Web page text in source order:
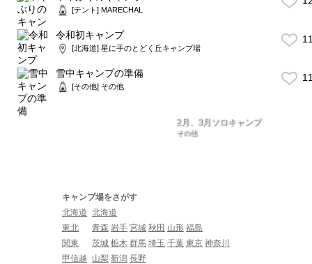
[テント] MARECHAL
令和初キャンプ
[北海道] 星に手のとどく丘キャンプ場
雪中キャンプの準備
[その他] その他
2月、3月ソロキャンプ
その他
キャンプ場をさがす
北海道 北海道
東北
青森 岩手 宮城 秋田 山形 福島
関東
茨城 栃木 群馬 埼玉 千葉 東京 神奈川
甲信越
山梨 新潟 長野